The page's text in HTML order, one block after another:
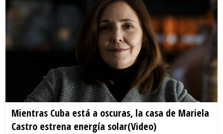
Mientras Cuba está a oscuras, la casa de Mariela
Castro estrena energía solar(Video)